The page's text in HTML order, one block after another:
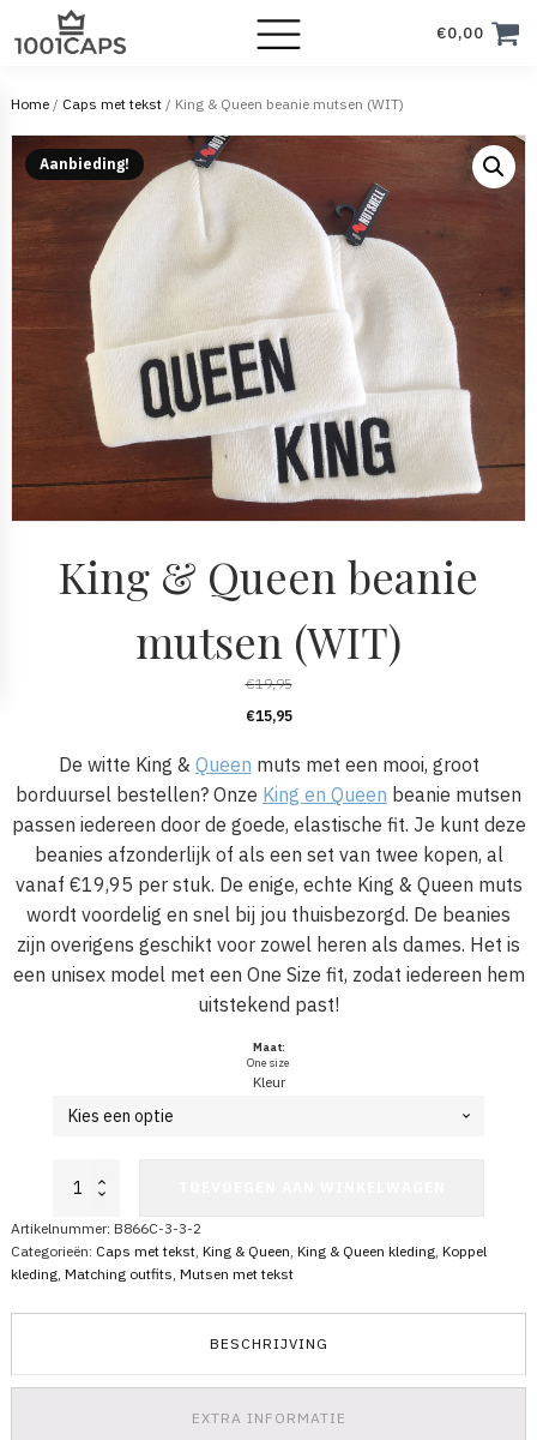
€0,00
Home/ Caps met tekst/ King & Queen beanie mutsen (WIT)
Aanbieding!
King & Queen beanie
mutsen (WIT)
€19,95
€15,95
De witte King & Queen muts met een mooi, groot
borduursel bestellen? Onze King en Queen beanie mutsen
passen iedereen door de goede, elastische fit. Je kunt deze
beanies afzonderlijk of als een set van twee kopen, al
vanaf €19,95 per stuk. De enige, echte King & Queen muts
wordt voordelig en snel bij jou thuisbezorgd. De beanies
zijn overigens geschikt voor zowel heren als dames. Het is
een unisex model met een One Size fit, zodat iedereen hem
uitstekend past!
Maat:
One size
Kleur
King
Queen
beanie
mutsen
(WIT)
aantal
Artikelnummer: B866C-3-3-2
Categorieën: Caps met tekst, King & Queen, King & Queen kleding, Koppel
kleding, Matching outfits, Mutsen met tekst
BESCHRIJVING
EXTRA INFORMATIE